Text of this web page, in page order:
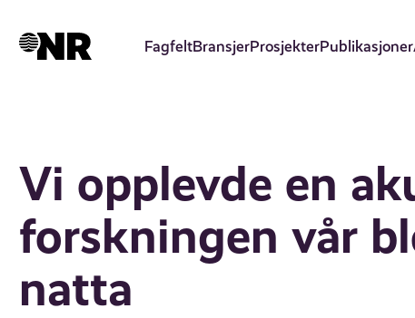
hovedinnhold
FagfeltBransjerProsjekterPublikasjoner
Vi opplevde en
forskningen vår
natta